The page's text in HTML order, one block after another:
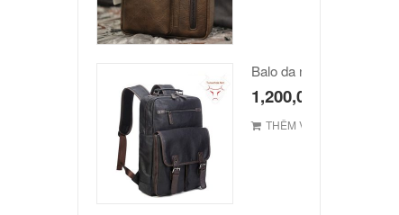
Balo da nam hàn quốc
1,200,000
THÊM VÀO GIỎ